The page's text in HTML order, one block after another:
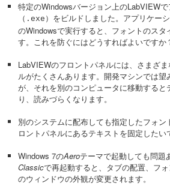
特定のWindowsバージョン上のLabVIEW
（ .exe ）をビルドしました。アプリケー
のWindowsで実行すると、フォントのスタ
す。これを防ぐにはどうすればよいですか
LabVIEWのフロントパネルには、さまざ
ルがたくさんあります。開発マシンでは
が、それを別のコンピュータに移動すると
り、読みづらくなります。
別のシステムに配布しても指定したフォ
ロントパネルにあるテキストを固定したい
Windows 7のAeroテーマで起動しても問題
Classicで再起動すると、タブの配置、フ
のウィンドウの外観が変更されます。